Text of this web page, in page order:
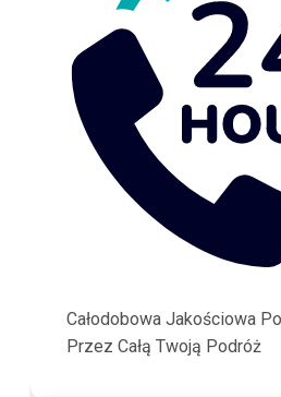
Całodobowa Jakościowa
Przez Całą Twoją Podróż